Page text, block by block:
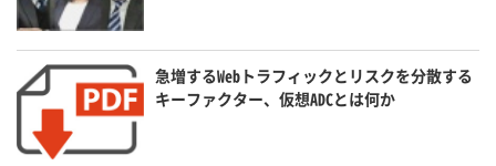
急増するWebトラフィックとリスクを分散する
キーファクター、仮想ADCとは何か